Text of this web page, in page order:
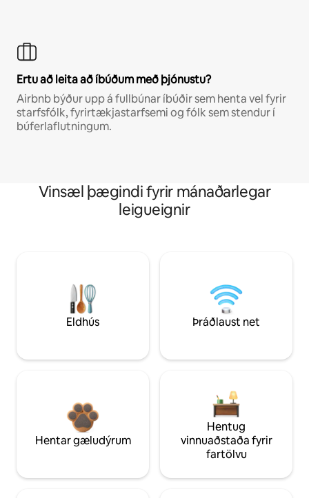
Ertu að leita að íbúðum með þjónustu?
Airbnb býður upp á fullbúnar íbúðir sem henta vel fyrir
starfsfólk, fyrirtækjastarfsemi og fólk sem stendur í
búferlaflutningum.
Vinsæl þægindi fyrir mánaðarlegar
leigueignir
Eldhús Þráðlaust net
Hentar gæludýrum
Hentug
vinnuaðstaða fyrir
fartölvu